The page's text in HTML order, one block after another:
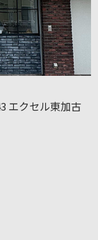
エクセル東加古